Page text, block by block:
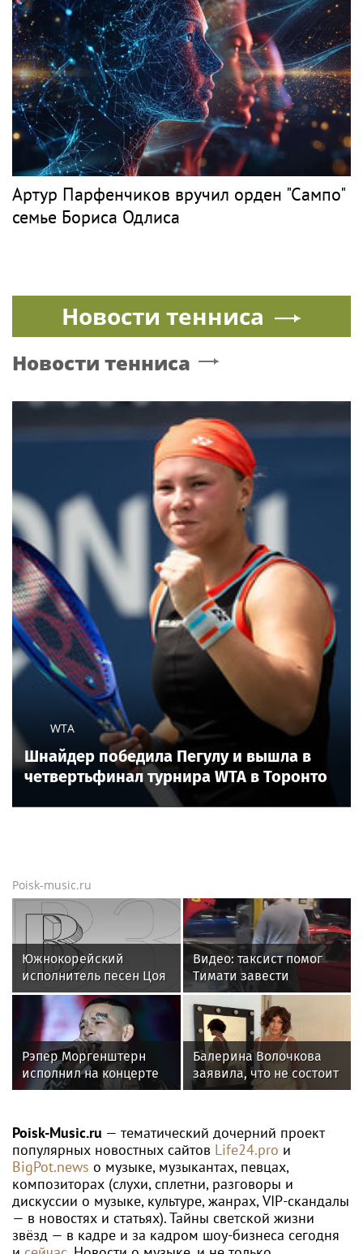
Артур Парфенчиков вручил орден "Сампо"
семье Бориса Одлиса
Новости тенниса
Новости тенниса
WTA
Шнайдер победила Пегулу и вышла в
четвертьфинал турнира WTA в Торонто
Poisk-music.ru
Южнокорейский
исполнитель песен Цоя
Сон Вон Соп захотел
провести отпуск в
России
Видео: таксист помог
Тимати завести
эксклюзивный Ferrari
F40 за 157 миллионов
рублей
Рэпер Моргенштерн
исполнил на концерте
песню Мии Бойки
Балерина Волочкова
заявила, что не состоит
в отношениях с
Poisk-Music.ru — тематический дочерний проект
популярных новостных сайтов Life24.pro и
BigPot.news о музыке, музыкантах, певцах,
композиторах (слухи, сплетни, разговоры и
дискуссии о музыке, культуре, жанрах, VIP-скандалы
— в новостях и статьях). Тайны светской жизни
звёзд — в кадре и за кадром шоу-бизнеса сегодня